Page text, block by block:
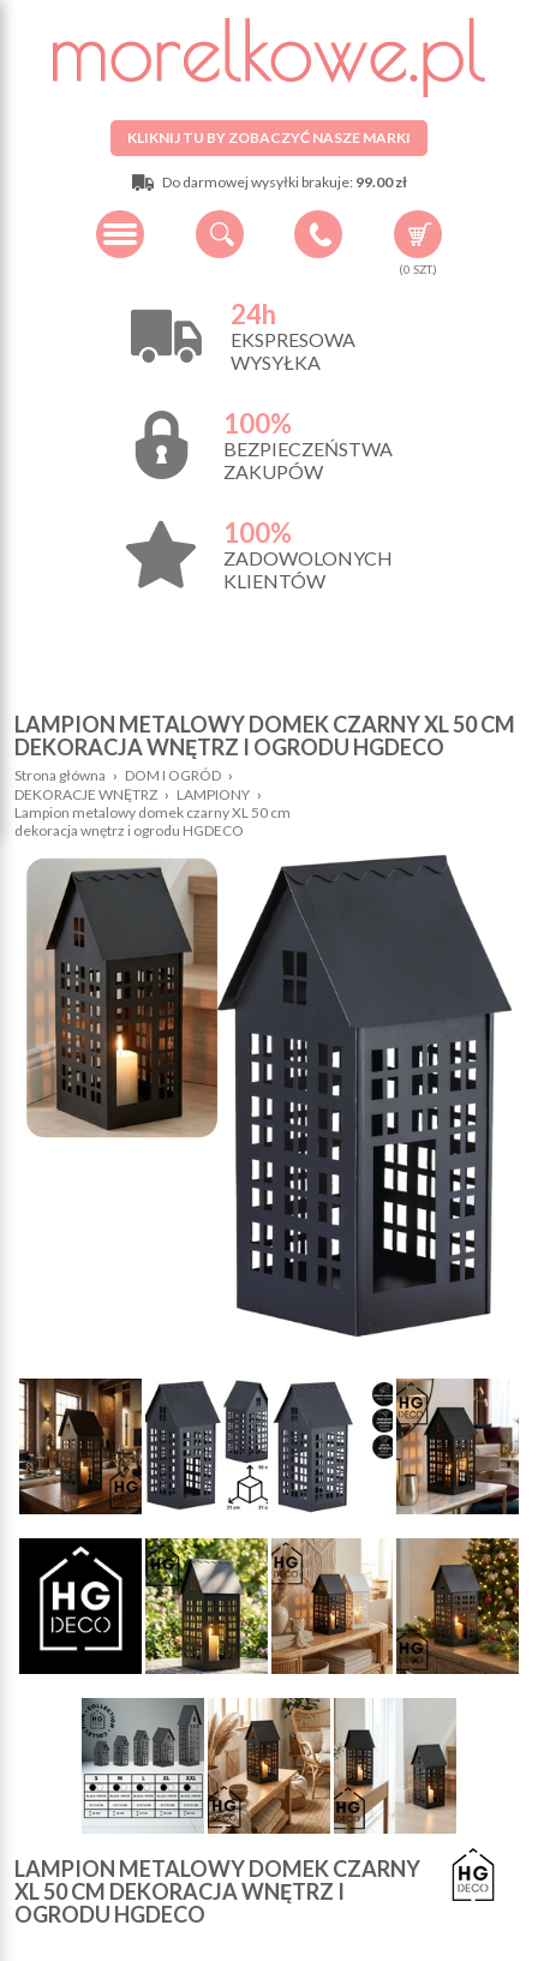
KLIKNIJ TU BY ZOBACZYĆ NASZE MARKI
Do darmowej wysyłki brakuje: 99.00 zł
(0 SZT.)
24h
EKSPRESOWA
WYSYŁKA
100%
BEZPIECZEŃSTWA
ZAKUPÓW
100%
ZADOWOLONYCH
KLIENTÓW
LAMPION METALOWY DOMEK CZARNY XL 50 CM
DEKORACJA WNĘTRZ I OGRODU HGDECO
Strona główna › DOM I OGRÓD ›
DEKORACJE WNĘTRZ › LAMPIONY ›
Lampion metalowy domek czarny XL 50 cm
dekoracja wnętrz i ogrodu HGDECO
LAMPION METALOWY DOMEK CZARNY
XL 50 CM DEKORACJA WNĘTRZ I
OGRODU HGDECO